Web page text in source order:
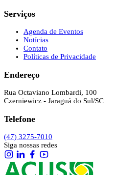
Serviços
Agenda de Eventos
Notícias
Contato
Políticas de Privacidade
Endereço
Rua Octaviano Lombardi, 100
Czerniewicz - Jaraguá do Sul/SC
Telefone
(47) 3275-7010
Siga nossas redes